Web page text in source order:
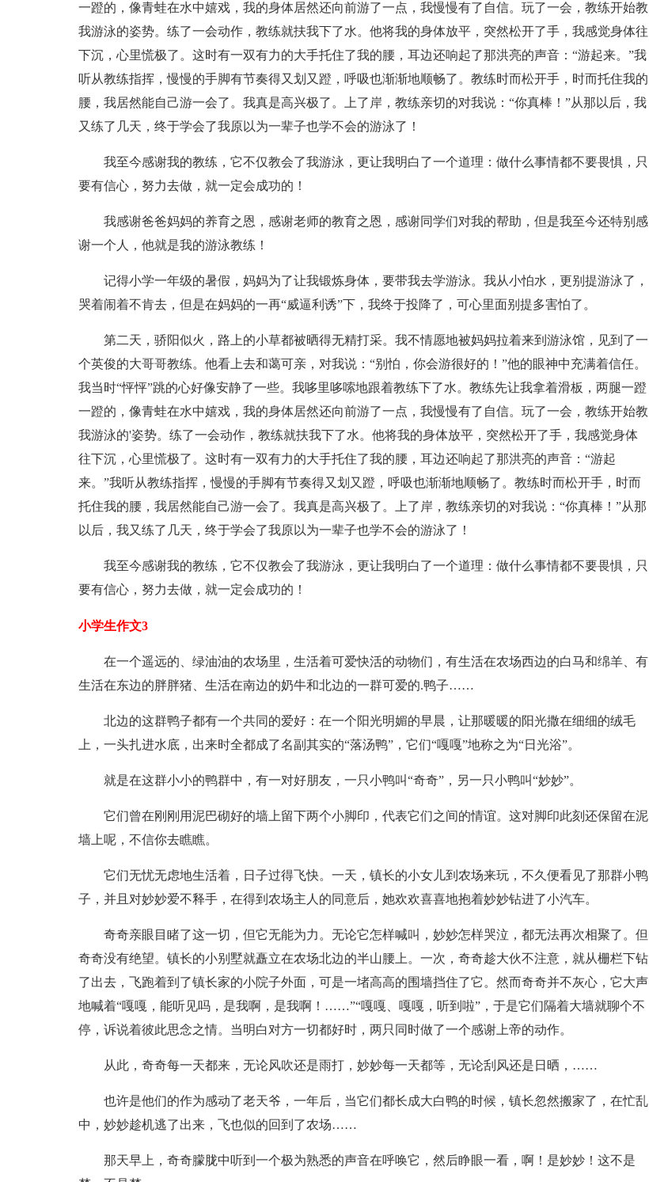
一蹬的，像青蛙在水中嬉戏，我的身体居然还向前游了一点，我慢慢有了自信。玩了一会，教练开始教
我游泳的姿势。练了一会动作，教练就扶我下了水。他将我的身体放平，突然松开了手，我感觉身体往
下沉，心里慌极了。这时有一双有力的大手托住了我的腰，耳边还响起了那洪亮的声音：“游起来。”我
听从教练指挥，慢慢的手脚有节奏得又划又蹬，呼吸也渐渐地顺畅了。教练时而松开手，时而托住我的
腰，我居然能自己游一会了。我真是高兴极了。上了岸，教练亲切的对我说：“你真棒！”从那以后，我
又练了几天，终于学会了我原以为一辈子也学不会的游泳了！
我至今感谢我的教练，它不仅教会了我游泳，更让我明白了一个道理：做什么事情都不要畏惧，只
要有信心，努力去做，就一定会成功的！
我感谢爸爸妈妈的养育之恩，感谢老师的教育之恩，感谢同学们对我的帮助，但是我至今还特别感
谢一个人，他就是我的游泳教练！
记得小学一年级的暑假，妈妈为了让我锻炼身体，要带我去学游泳。我从小怕水，更别提游泳了，
哭着闹着不肯去，但是在妈妈的一再“威逼利诱”下，我终于投降了，可心里面别提多害怕了。
第二天，骄阳似火，路上的小草都被晒得无精打采。我不情愿地被妈妈拉着来到游泳馆，见到了一
个英俊的大哥哥教练。他看上去和蔼可亲，对我说：“别怕，你会游很好的！”他的眼神中充满着信任。
我当时“怦怦”跳的心好像安静了一些。我哆里哆嗦地跟着教练下了水。教练先让我拿着滑板，两腿一蹬
一蹬的，像青蛙在水中嬉戏，我的身体居然还向前游了一点，我慢慢有了自信。玩了一会，教练开始教
我游泳的'姿势。练了一会动作，教练就扶我下了水。他将我的身体放平，突然松开了手，我感觉身体
往下沉，心里慌极了。这时有一双有力的大手托住了我的腰，耳边还响起了那洪亮的声音：“游起
来。”我听从教练指挥，慢慢的手脚有节奏得又划又蹬，呼吸也渐渐地顺畅了。教练时而松开手，时而
托住我的腰，我居然能自己游一会了。我真是高兴极了。上了岸，教练亲切的对我说：“你真棒！”从那
以后，我又练了几天，终于学会了我原以为一辈子也学不会的游泳了！
我至今感谢我的教练，它不仅教会了我游泳，更让我明白了一个道理：做什么事情都不要畏惧，只
要有信心，努力去做，就一定会成功的！
小学生作文3
在一个遥远的、绿油油的农场里，生活着可爱快活的动物们，有生活在农场西边的白马和绵羊、有
生活在东边的胖胖猪、生活在南边的奶牛和北边的一群可爱的.鸭子……
北边的这群鸭子都有一个共同的爱好：在一个阳光明媚的早晨，让那暖暖的阳光撒在细细的绒毛
上，一头扎进水底，出来时全都成了名副其实的“落汤鸭”，它们“嘎嘎”地称之为“日光浴”。
就是在这群小小的鸭群中，有一对好朋友，一只小鸭叫“奇奇”，另一只小鸭叫“妙妙”。
它们曾在刚刚用泥巴砌好的墙上留下两个小脚印，代表它们之间的情谊。这对脚印此刻还保留在泥
墙上呢，不信你去瞧瞧。
它们无忧无虑地生活着，日子过得飞快。一天，镇长的小女儿到农场来玩，不久便看见了那群小鸭
子，并且对妙妙爱不释手，在得到农场主人的同意后，她欢欢喜喜地抱着妙妙钻进了小汽车。
奇奇亲眼目睹了这一切，但它无能为力。无论它怎样喊叫，妙妙怎样哭泣，都无法再次相聚了。但
奇奇没有绝望。镇长的小别墅就矗立在农场北边的半山腰上。一次，奇奇趁大伙不注意，就从栅栏下钻
了出去，飞跑着到了镇长家的小院子外面，可是一堵高高的围墙挡住了它。然而奇奇并不灰心，它大声
地喊着“嘎嘎，能听见吗，是我啊，是我啊！……”“嘎嘎、嘎嘎，听到啦”，于是它们隔着大墙就聊个不
停，诉说着彼此思念之情。当明白对方一切都好时，两只同时做了一个感谢上帝的动作。
从此，奇奇每一天都来，无论风吹还是雨打，妙妙每一天都等，无论刮风还是日晒，……
也许是他们的作为感动了老天爷，一年后，当它们都长成大白鸭的时候，镇长忽然搬家了，在忙乱
中，妙妙趁机逃了出来，飞也似的回到了农场……
那天早上，奇奇朦胧中听到一个极为熟悉的声音在呼唤它，然后睁眼一看，啊！是妙妙！这不是